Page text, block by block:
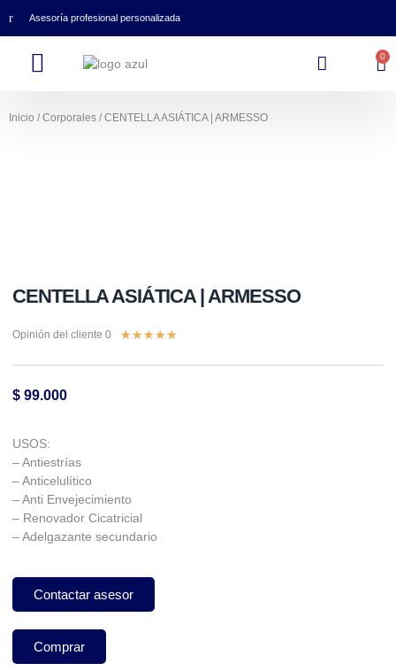
Asesoría profesional personalizada
0
Inicio /Corporales / CENTELLA ASIÁTICA | ARMESSO
CENTELLA ASIÁTICA | ARMESSO
Opinión del cliente 0 ★★★★★
$ 99.000
USOS:
– Antiestrías
– Anticelulítico
– Anti Envejecimiento
– Renovador Cicatricial
– Adelgazante secundario
Contactar asesor
Comprar